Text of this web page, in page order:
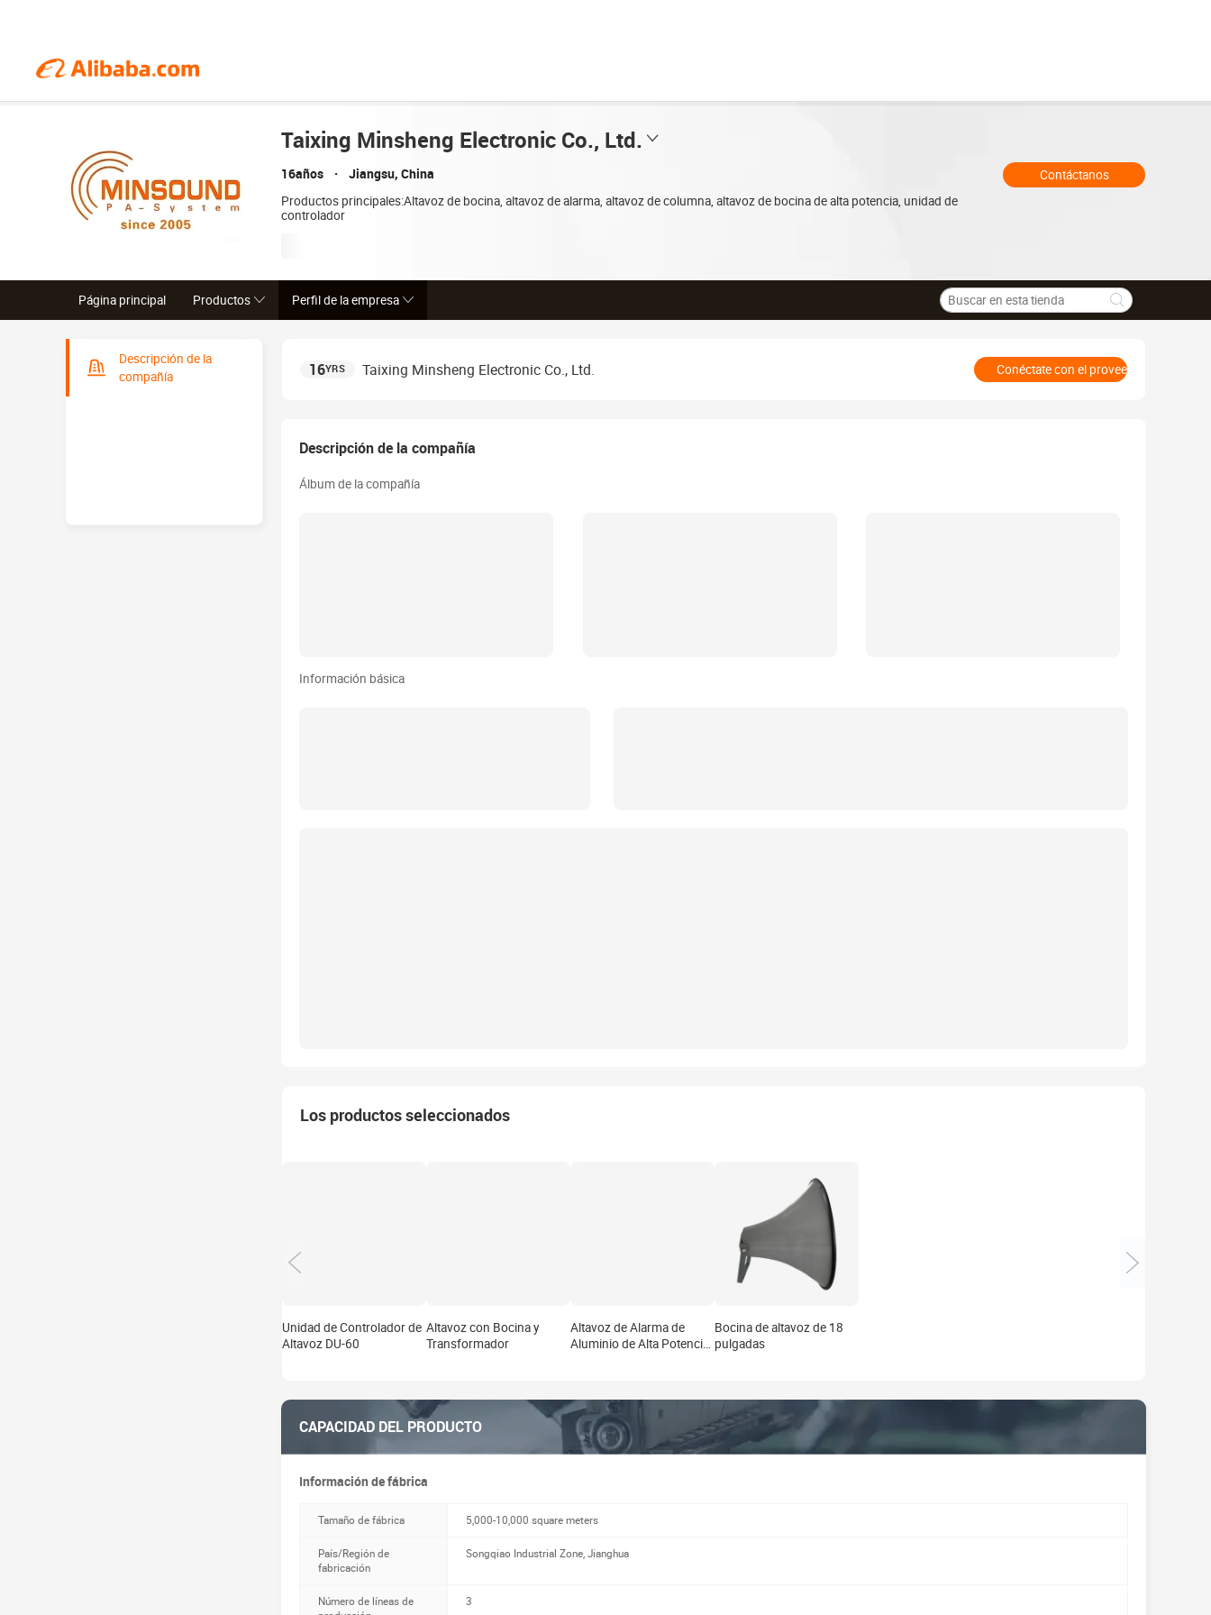
Taixing Minsheng Electronic Co., Ltd.
16años Jiangsu, China
Productos principales:Altavoz de bocina, altavoz de alarma, altavoz de columna, altavoz de bocina de alta potencia, unidad de
controlador
Contáctanos
Página principal Productos Perfil de la empresa
Descripción de la
compañía
16YRS Taixing Minsheng Electronic Co., Ltd. Conéctate con el proveedor
Descripción de la compañía
Álbum de la compañía
Información básica
Los productos seleccionados
Unidad de Controlador de
Altavoz DU-60
Altavoz con Bocina y
Transformador
Altavoz de Alarma de
Aluminio de Alta Potencia
Bocina de altavoz de 18
pulgadas
CAPACIDAD DEL PRODUCTO
Información de fábrica
Tamaño de fábrica 5,000-10,000 square meters
País/Región de
fabricación
Songqiao Industrial Zone, Jianghua
Número de líneas de
3